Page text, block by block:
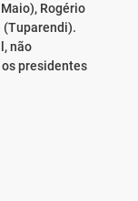
Rogério
(Tuparendi).
não
presidentes